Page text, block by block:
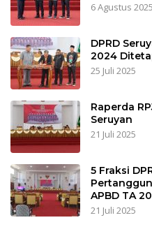
6 Agustus 2025
DPRD
2024
25 Juli 2025
Raperda
Seruyan
21 Juli 2025
5 Fraksi
APBD TA
21 Juli 2025